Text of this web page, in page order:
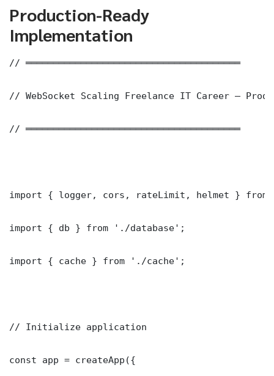
Production-Ready
Implementation
// ═══════════════════════════════════════
// WebSocket Scaling Freelance IT Career —
// ═══════════════════════════════════════
import { logger, cors, rateLimit, helmet } from
import { db } from './database';
import { cache } from './cache';
// Initialize application
const app = createApp({